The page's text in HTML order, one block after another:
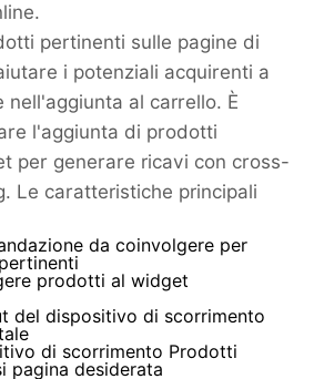
pertinenti sulle pagine di
i potenziali acquirenti a
nell'aggiunta al carrello. È
l'aggiunta di prodotti
per generare ricavi con cross-
Le caratteristiche principali
da coinvolgere per
prodotti al widget
del dispositivo di scorrimento
di scorrimento Prodotti
pagina desiderata